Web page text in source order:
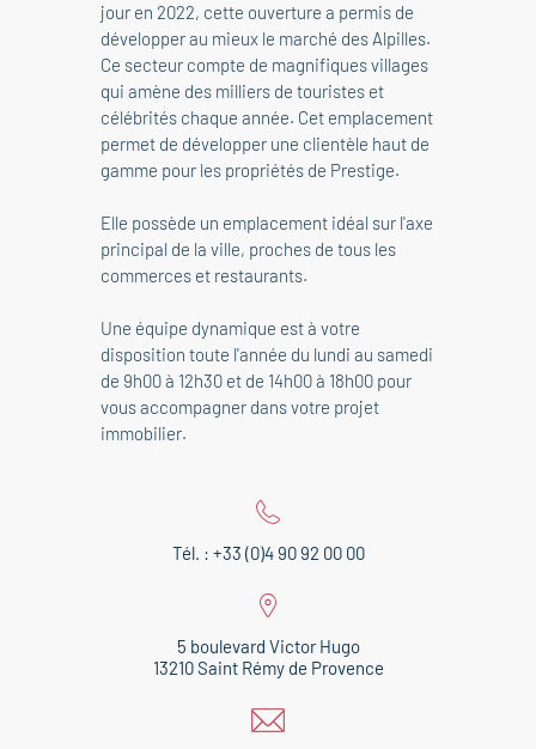
jour en 2022, cette ouverture a permis de
développer au mieux le marché des Alpilles.
Ce secteur compte de magnifiques villages
qui amène des milliers de touristes et
célébrités chaque année. Cet emplacement
permet de développer une clientèle haut de
gamme pour les propriétés de Prestige.
Elle possède un emplacement idéal sur l'axe
principal de la ville, proches de tous les
commerces et restaurants.
Une équipe dynamique est à votre
disposition toute l'année du lundi au samedi
de 9h00 à 12h30 et de 14h00 à 18h00 pour
vous accompagner dans votre projet
immobilier.
Tél. : +33 (0)4 90 92 00 00
5 boulevard Victor Hugo
13210 Saint Rémy de Provence